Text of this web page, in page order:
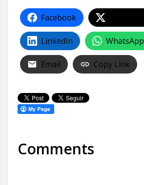
Facebook
LinkedIn WhatsApp
Email Copy Link
Comments